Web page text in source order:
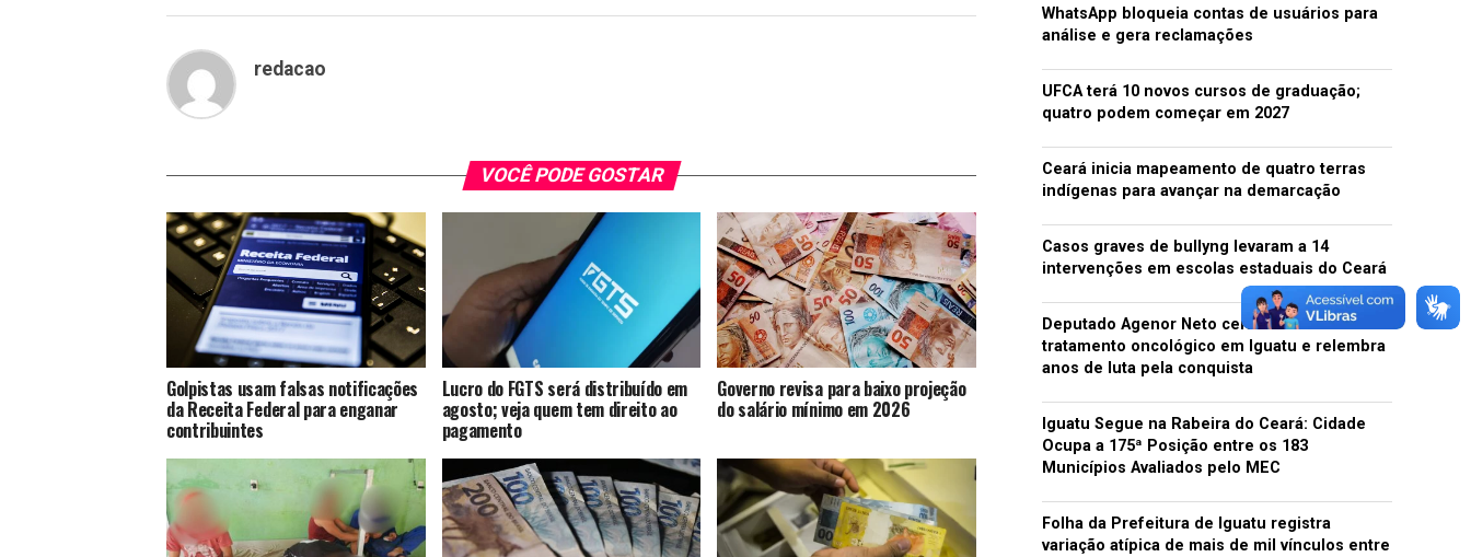
redacao
VOCÊ PODE GOSTAR
Golpistas usam falsas notificações
da Receita Federal para enganar
contribuintes
Lucro do FGTS será distribuído em
agosto; veja quem tem direito ao
pagamento
Governo revisa para baixo projeção
do salário mínimo em 2026
WhatsApp bloqueia contas de usuários para
análise e gera reclamações
UFCA terá 10 novos cursos de graduação;
quatro podem começar em 2027
Ceará inicia mapeamento de quatro terras
indígenas para avançar na demarcação
Casos graves de bullyng levaram a 14
intervenções em escolas estaduais do Ceará
Deputado Agenor Neto celebra início do
tratamento oncológico em Iguatu e relembra
anos de luta pela conquista
Iguatu Segue na Rabeira do Ceará: Cidade
Ocupa a 175ª Posição entre os 183
Municípios Avaliados pelo MEC
Folha da Prefeitura de Iguatu registra
variação atípica de mais de mil vínculos entre